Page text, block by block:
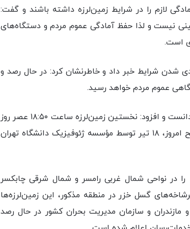
لازم را در شرایط زمین لرزه داشته باشند و گفت:
بینی نیست و لذا حفظ آمادگی عموم مردم و دستگاه‌های
است.
شدن شرایط خبر داد و خاطرنشان کرد: در حال رصد و
عموم مردم خواهد رسید.
وی بزرگای این زمین لرزه ها را بین ۲.۴ تا ۳.۷ ریشتر دانست و افزود: نخستین زمین لرزه ساعت ۱۸:۵۰ عصر روز
سه شنبه، ۱۷ تیر و آخرین زمین لرزه ساعت ۸:۳۰ صبح امروز، ۱۸ تیر توسط مؤسسه ژئوفیزیک دانشگاه تهران
را در نواحی شمال غربی رامسر و شمال شرقی چابکسر
های گسل خزر در منطقه مذکور، این زمین لرزه ها
و سازمان مدیریت بحران کشور در حال رصد